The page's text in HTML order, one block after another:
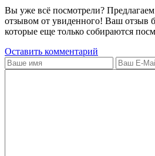
Вы уже всё посмотрели?
отзывом от увиденного! Ваш отзыв
которые еще только собираются
Оставить комментарий